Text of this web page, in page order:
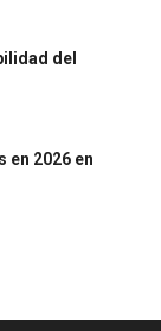
del
en 2026 en